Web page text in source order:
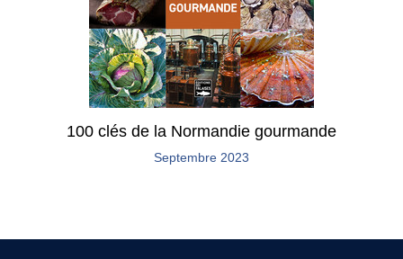
100 clés de la Normandie gourmande
Septembre 2023